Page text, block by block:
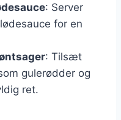
: Server
for en
: Tilsæt
gulerødder og
ret.